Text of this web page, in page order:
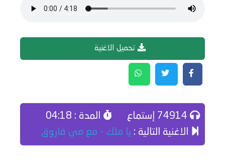
تحميل الاغنية
المدة : 04:18
الاغنية التالية : يا ملك - مع مي فاروق